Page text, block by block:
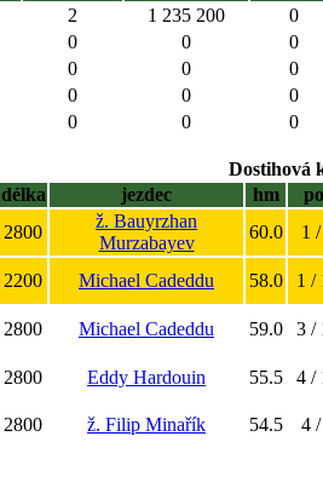
2 1 235 200
0
0 0
0
0 0
0
0 0
0
0 0 0
Dostihová
délka jezdec hm
2800
ž. Bauyrzhan
Murzabayev
60.0 1
2200 Michael Cadeddu 58.0 1 /
2800 Michael Cadeddu 59.0 3 /
2800 Eddy Hardouin 55.5 4 /
2800 ž. Filip Minařík 54.5 4